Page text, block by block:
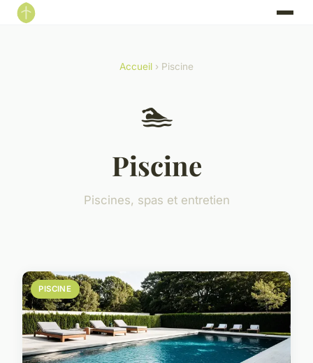
Accueil › Piscine
🏊
Piscine
Piscines, spas et entretien
PISCINE